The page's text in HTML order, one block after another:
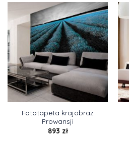
Fototapeta krajobraz
Prowansji
893 zł